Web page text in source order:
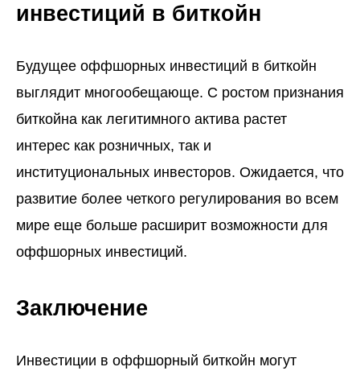
инвестиций в биткойн
Будущее оффшорных инвестиций в биткойн
выглядит многообещающе. С ростом признания
биткойна как легитимного актива растет
интерес как розничных, так и
институциональных инвесторов. Ожидается, что
развитие более четкого регулирования во всем
мире еще больше расширит возможности для
оффшорных инвестиций.
Заключение
Инвестиции в оффшорный биткойн могут